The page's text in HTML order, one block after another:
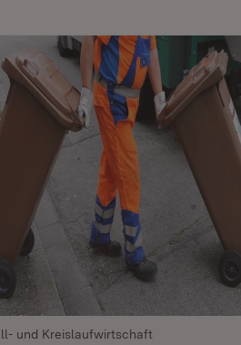
und Kreislaufwirtschaft